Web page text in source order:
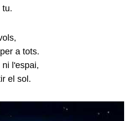
tu.
a tots.
l'espai,
el sol.